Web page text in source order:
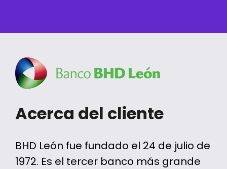
Acerca del cliente
BHD León fue fundado el 24 de julio de
1972. Es el tercer banco más grande